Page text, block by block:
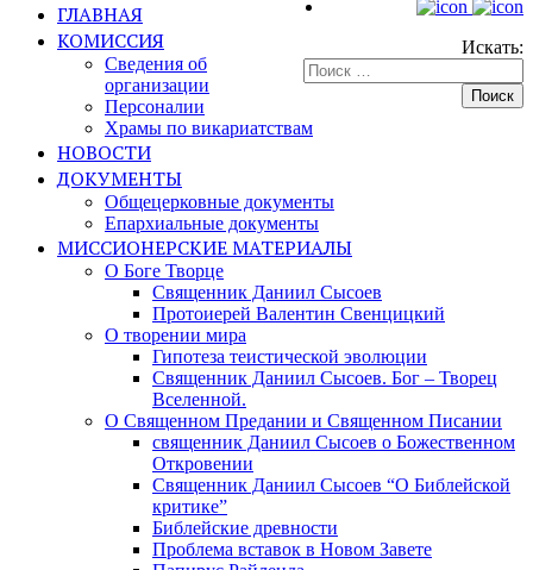
Искать:
ГЛАВНАЯ
КОМИССИЯ
Сведения об
организации
Персоналии
Храмы по викариатствам
НОВОСТИ
ДОКУМЕНТЫ
Общецерковные документы
Епархиальные документы
МИССИОНЕРСКИЕ МАТЕРИАЛЫ
О Боге Творце
Священник Даниил Сысоев
Протоиерей Валентин Свенцицкий
О творении мира
Гипотеза теистической эволюции
Священник Даниил Сысоев. Бог – Творец
Вселенной.
О Священном Предании и Священном Писании
священник Даниил Сысоев о Божественном
Откровении
Священник Даниил Сысоев “О Библейской
критике”
Библейские древности
Проблема вставок в Новом Завете